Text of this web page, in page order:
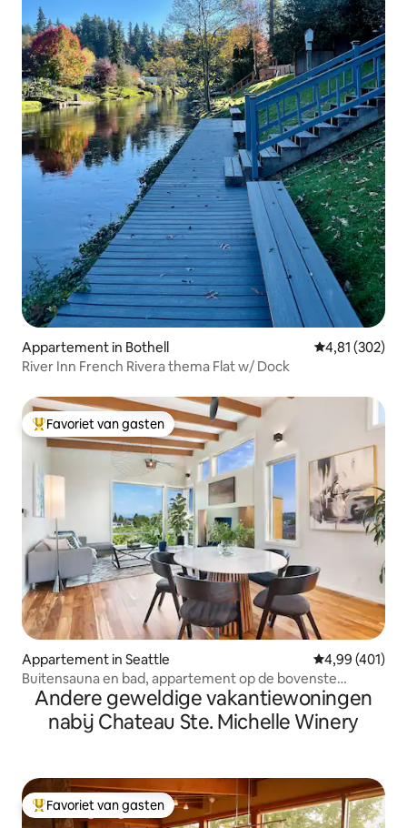
Appartement in Bothell Gemiddelde
4,81 (302)
River Inn French Rivera thema Flat w/ Dock
Topfavoriet van gasten
Favoriet van gasten
Appartement in Seattle Gemiddelde
4,99 (401)
Buitensauna en bad, appartement op de bovenste
verdieping
Andere geweldige vakantiewoningen
nabij Chateau Ste. Michelle Winery
Topfavoriet van gasten
Favoriet van gasten